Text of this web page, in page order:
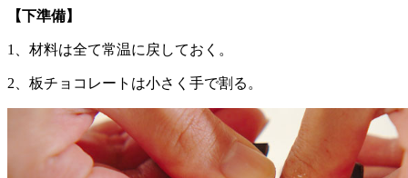
【下準備】
1、材料は全て常温に戻しておく。
2、板チョコレートは小さく手で割る。